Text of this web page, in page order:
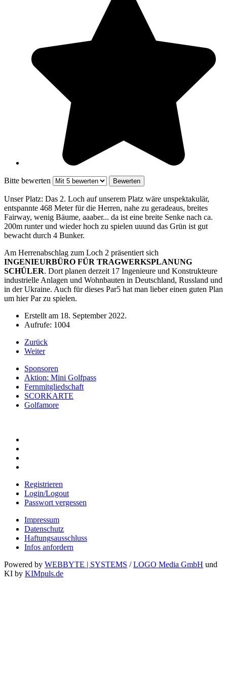
Bitte bewerten
Unser Platz: Das 2. Loch auf unserem Platz wäre unspektakulär,
entspannte 468 Meter für die Herren, nahe zu geradeaus, breites
Fairway, wenig Bäume, aaaber... da ist eine breite Senke nach ca.
200m runter und wieder hoch zu spielen uuund das Grün ist gut
bewacht durch 4 Bunker.
Am Herrenabschlag zum Loch 2 präsentiert sich
INGENIEURBÜRO FÜR TRAGWERKSPLANUNG
SCHÜLER. Dort planen derzeit 17 Ingenieure und Konstrukteure
industrielle Anlagen und Wohnbauten in Deutschland, Russland und
in der Ukraine. Auch für dieses Par5 hat man lieber einen guten Plan
um hier Par zu spielen.
Erstellt am 18. September 2022.
Aufrufe: 1004
Zurück
Weiter
Sponsoren
Aktion: Mini Golfpass
Fernmitgliedschaft
SCORKARTE
Golfamore
Registrieren
Login/Logout
Passwort vergessen
Impressum
Datenschutz
Haftungsausschluss
Infos anfordern
Powered by WEBBYTE | SYSTEMS /LOGO Media GmbH und
KI by KIMpuls.de